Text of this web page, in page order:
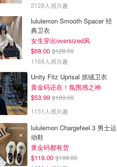
2128人感兴趣
lululemon Smooth Spacer 经
典卫衣
女生穿出oversized风
$69.00 $128.00
1168人感兴趣
Unity Fitz Uprisal 抓绒卫衣
黄金码还在！氛围感之神
$53.99 $109.00
1151人感兴趣
lululemon Chargefeel 3 男士运
动鞋
黄金码都有货
$119.00 $198.00